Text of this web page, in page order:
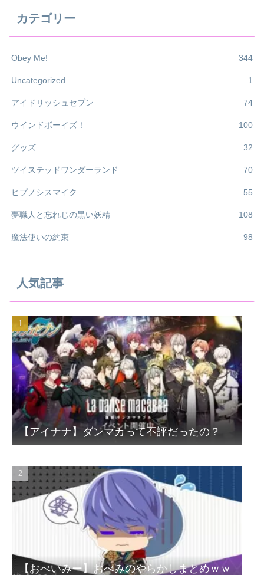
カテゴリー
Obey Me! 344
Uncategorized 1
アイドリッシュセブン 74
ウインドボーイズ！ 100
グッズ 32
ツイステッドワンダーランド 70
ヒプノシスマイク 55
夢職人と忘れじの黒い妖精 108
魔法使いの約束 98
人気記事
【アイナナ】ダンマカって不評だったの？
【おべいみー】おべみのやらかしまとめｗｗ